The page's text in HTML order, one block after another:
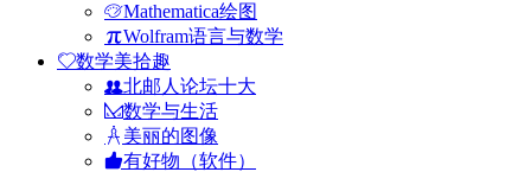
Mathematica绘图
Wolfram语言与数学
数学美拾趣
北邮人论坛十大
数学与生活
美丽的图像
有好物（软件）